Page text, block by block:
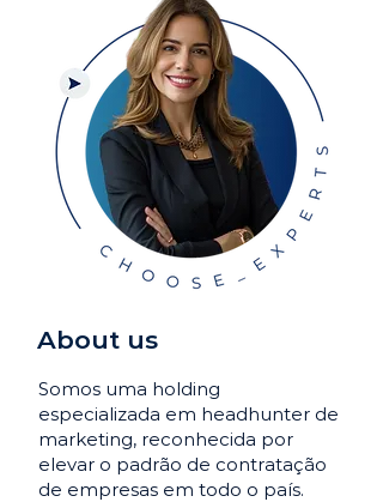
About us
Somos uma holding
especializada em headhunter de
marketing, reconhecida por
elevar o padrão de contratação
de empresas em todo o país.